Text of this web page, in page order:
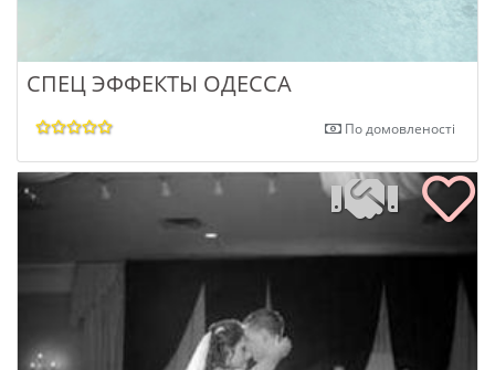
СПЕЦ ЭФФЕКТЫ ОДЕССА
По домовленості